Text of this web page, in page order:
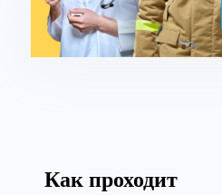
Как проходит